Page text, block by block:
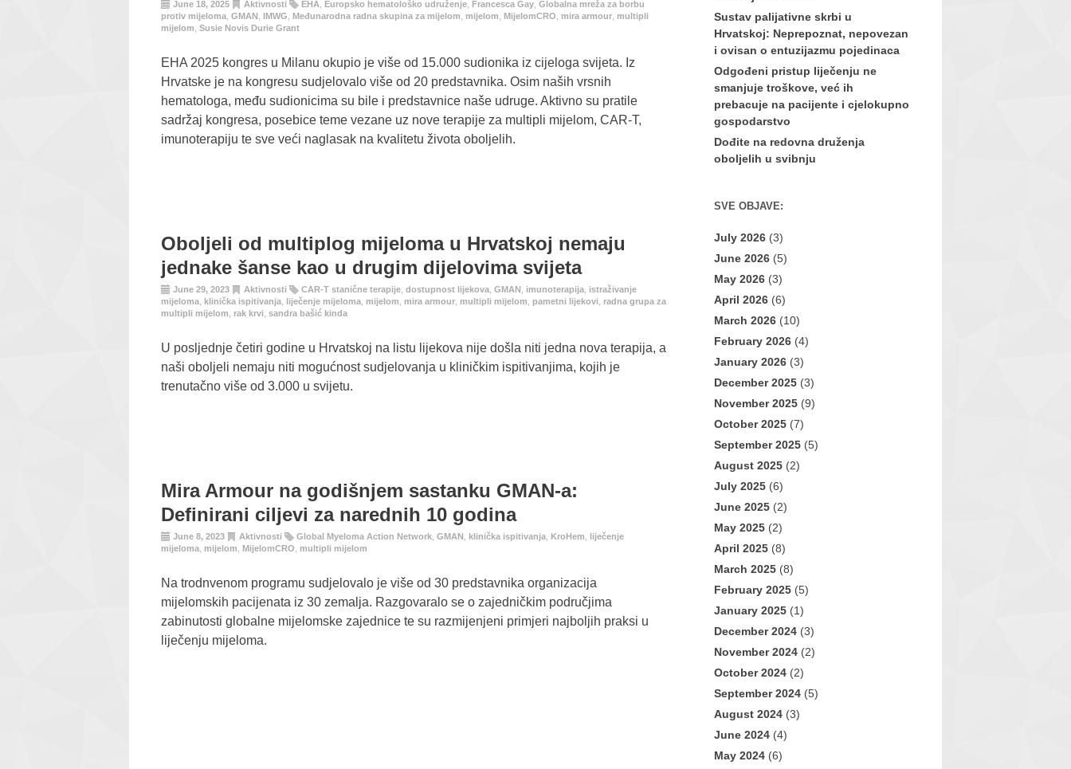
June 18, 2025 Aktivnosti EHA Europsko hematološko udruženje Francesca Gay Globalna mreža za borbu
protiv mijeloma GMAN IMWG Međunarodna radna skupina za mijelom mijelom MijelomCRO mira armour multipli
mijelom Susie Novis Durie Grant
EHA 2025 kongres u Milanu okupio je više od 15.000 sudionika iz cijeloga svijeta. Iz
Hrvatske je na kongresu sudjelovalo više od 20 predstavnika. Osim naših vrsnih
hematologa, među sudionicima su bile i predstavnice naše udruge. Aktivno su pratile
sadržaj kongresa, posebice teme vezane uz nove terapije za multipli mijelom, CAR-T,
imunoterapiju te sve veći naglasak na kvalitetu života oboljelih.
Oboljeli od multiplog mijeloma u Hrvatskoj nemaju
jednake šanse kao u drugim dijelovima svijeta
June 29, 2023 Aktivnosti CAR-T stanične terapije dostupnost lijekova GMAN imunoterapija istraživanje
mijeloma
klinička ispitivanja liječenje mijeloma mijelom mira armour multipli mijelom pametni lijekovi
radna grupa za
multipli mijelom
rak krvi sandra bašić kinda
U posljednje četiri godine u Hrvatskoj na listu lijekova nije došla niti jedna nova terapija, a
naši oboljeli nemaju niti mogućnost sudjelovanja u kliničkim ispitivanjima, kojih je
trenutačno više od 3.000 u svijetu.
Mira Armour na godišnjem sastanku GMAN-a:
Definirani ciljevi za narednih 10 godina
June 8, 2023 Aktivnosti Global Myeloma Action Network GMAN klinička ispitivanja KroHem
liječenje
mijeloma mijelom MijelomCRO multipli mijelom
Na trodnvenom programu sudjelovalo je više od 30 predstavnika organizacija
mijelomskih pacijenata iz 30 zemalja. Razgovaralo se o zajedničkim područjima
zabinutosti globalne mijelomske zajednice te su razmijenjeni primjeri najboljih praksi u
liječenju mijeloma.
Sustav palijativne skrbi u
Hrvatskoj: Neprepoznat, nepovezan
i ovisan o entuzijazmu pojedinaca
Odgođeni pristup liječenju ne
smanjuje troškove, već ih
prebacuje na pacijente i cjelokupno
gospodarstvo
Dođite na redovna druženja
oboljelih u svibnju
SVE OBJAVE:
July 2026 (3)
June 2026 (5)
May 2026 (3)
April 2026 (6)
March 2026 (10)
February 2026 (4)
January 2026 (3)
December 2025 (3)
November 2025 (9)
October 2025 (7)
September 2025 (5)
August 2025 (2)
July 2025 (6)
June 2025 (2)
May 2025 (2)
April 2025 (8)
March 2025 (8)
February 2025 (5)
January 2025 (1)
December 2024 (3)
November 2024 (2)
October 2024 (2)
September 2024 (5)
August 2024 (3)
June 2024 (4)
May 2024 (6)